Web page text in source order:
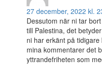
27 december, 2022 kl.
Dessutom när ni tar
till Palestina, det
ni har erkänt på
mina kommentarer det
yttrandefriheten som